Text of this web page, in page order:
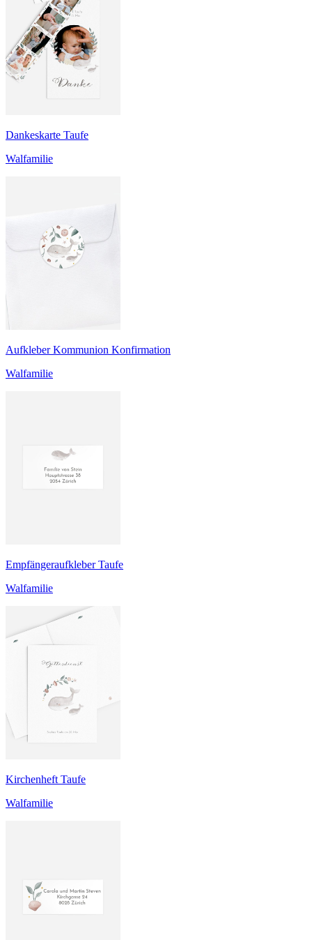
Dankeskarte Taufe
Walfamilie
Aufkleber Kommunion Konfirmation
Walfamilie
Empfängeraufkleber Taufe
Walfamilie
Kirchenheft Taufe
Walfamilie